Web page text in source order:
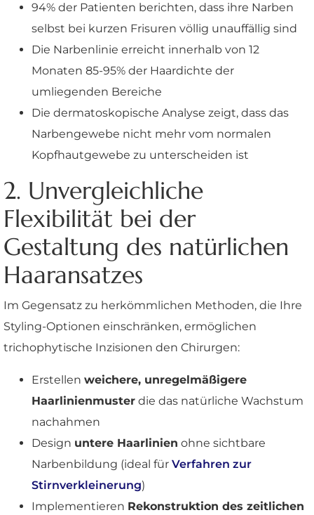
94% der Patienten berichten, dass ihre Narben
selbst bei kurzen Frisuren völlig unauffällig sind
Die Narbenlinie erreicht innerhalb von 12
Monaten 85-95% der Haardichte der
umliegenden Bereiche
Die dermatoskopische Analyse zeigt, dass das
Narbengewebe nicht mehr vom normalen
Kopfhautgewebe zu unterscheiden ist
2. Unvergleichliche
Flexibilität bei der
Gestaltung des natürlichen
Haaransatzes
Im Gegensatz zu herkömmlichen Methoden, die Ihre
Styling-Optionen einschränken, ermöglichen
trichophytische Inzisionen den Chirurgen:
Erstellen weichere, unregelmäßigere
Haarlinienmuster die das natürliche Wachstum
nachahmen
Design untere Haarlinien ohne sichtbare
Narbenbildung (ideal für Verfahren zur
Stirnverkleinerung)
Implementieren Rekonstruktion des zeitlichen